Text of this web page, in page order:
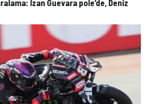
Izan Guevara pole’de, Deniz